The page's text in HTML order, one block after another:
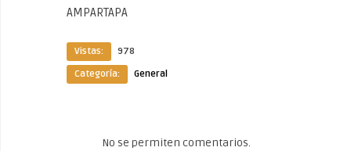
AMPARTAPA
Vistas:
978
Categoría:
General
No se permiten comentarios.